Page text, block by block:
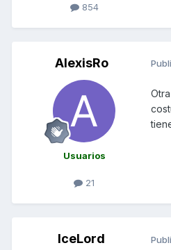
854
AlexisRo
Usuarios
21
IceLord